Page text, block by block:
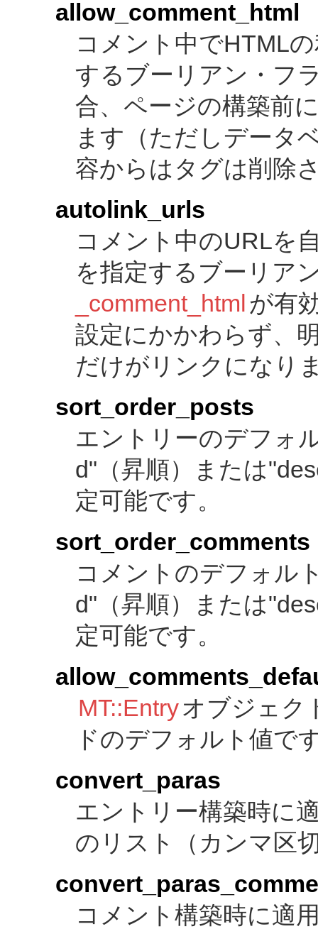
allow_comment_html
コメント中でHTML
するブーリアン・フ
合、ページの構築前
ます（ただしデータ
容からはタグは削除
autolink_urls
コメント中のURLを
を指定するブーリア
_comment_html が有
設定にかかわらず、
だけがリンクになり
sort_order_posts
エントリーのデフォ
d"（昇順）または
定可能です。
sort_order_comments
コメントのデフォル
d"（昇順）または
定可能です。
MT::Entryオブジェク
ドのデフォルト値で
convert_paras
エントリー構築時に
のリスト（カンマ区
コメント構築時に適